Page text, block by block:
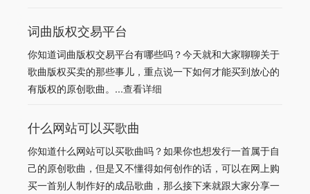
词曲版权交易平台
你知道词曲版权交易平台有哪些吗？今天就和大家聊聊关于
歌曲版权买卖的那些事儿，重点说一下如何才能买到放心的
有版权的原创歌曲。...查看详细
什么网站可以买歌曲
你知道什么网站可以买歌曲吗？如果你也想发行一首属于自
己的原创歌曲，但是又不懂得如何创作的话，可以在网上购
买一首别人制作好的成品歌曲，那么接下来就跟大家分享一